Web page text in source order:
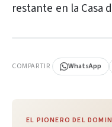
restante en la Casa
COMPARTIR WhatsApp
EL PIONERO DEL